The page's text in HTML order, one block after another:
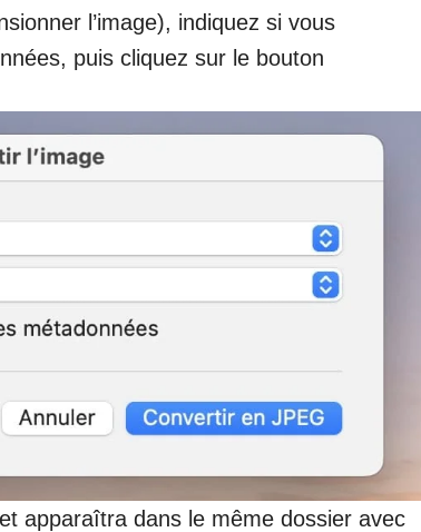
l’image), indiquez si vous
puis cliquez sur le bouton
apparaîtra dans le même dossier avec